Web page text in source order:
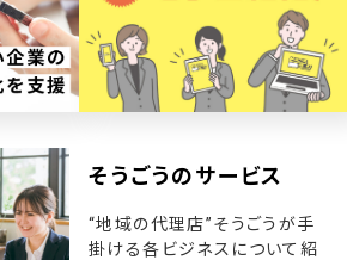
そうごうのサービス
“地域の代理店”そうごうが手
掛ける各ビジネスについて紹